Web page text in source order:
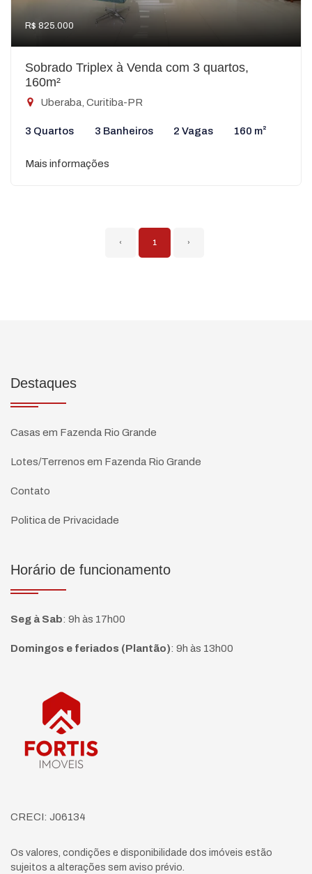
R$ 825.000
Sobrado Triplex à Venda com 3 quartos,
160m²
Uberaba, Curitiba-PR
3 Quartos 3 Banheiros 2 Vagas 160 m²
Mais informações
‹ 1 ›
Destaques
Casas em Fazenda Rio Grande
Lotes/Terrenos em Fazenda Rio Grande
Contato
Politica de Privacidade
Horário de funcionamento
Seg à Sab: 9h às 17h00
Domingos e feriados (Plantão): 9h às 13h00
Página inicial
CRECI: J06134
Os valores, condições e disponibilidade dos imóveis estão
sujeitos a alterações sem aviso prévio.